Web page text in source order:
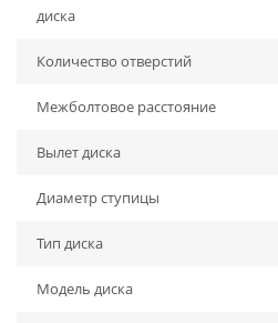
диска
Количество отверстий
Межболтовое расстояние
Вылет диска
Диаметр ступицы
Тип диска
Модель диска